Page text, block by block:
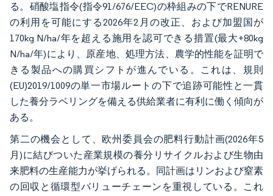
る。硝酸塩指令(指令91/676/EEC)の枠組みの下でRENURE
の利用を可能にする2026年2月の改正、および加盟国が
170kg N/ha/年を超える施用を認可できる措置(最大+80kg
N/ha/年)により、原産地、処理方法、農学的性能を証明で
きる製品への購買シフトが進んでいる。これは、規則
(EU)2019/1009の単一市場ルートの下で追跡可能性と一貫
した養分ラベリングを備える供給業者に有利に働く傾向が
ある。
第二の機会として、欧州委員会の肥料行動計画(2026年5
月)に結びついた産業規模の養分リサイクルおよび生物由
来肥料の生産能力が挙げられる。同計画はリンおよび窒素
の回収と循環型バリューチェーンを重視している。これ